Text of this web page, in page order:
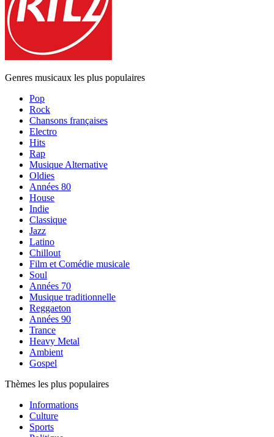
Genres musicaux les plus populaires
Pop
Rock
Chansons françaises
Electro
Hits
Rap
Musique Alternative
Oldies
Années 80
House
Indie
Classique
Jazz
Latino
Chillout
Film et Comédie musicale
Soul
Années 70
Musique traditionnelle
Reggaeton
Années 90
Trance
Heavy Metal
Ambient
Gospel
Thèmes les plus populaires
Informations
Culture
Sports